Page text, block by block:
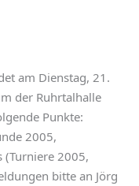
am Dienstag, 21.
der Ruhrtalhalle
Punkte:
2005,
(Turniere 2005,
bitte an Jörg